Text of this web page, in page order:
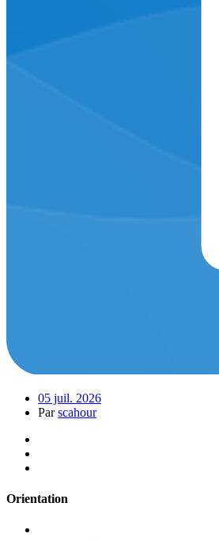
05 juil. 2026
Parscahour
Orientation